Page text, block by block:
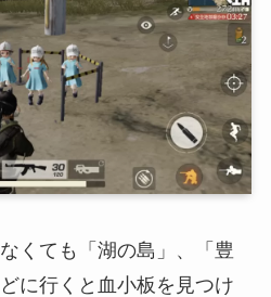
くても「湖の島」、「豊
に行くと血小板を見つけ